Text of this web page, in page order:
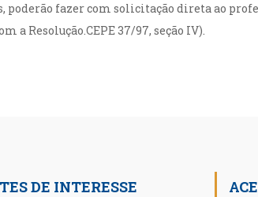
poderão fazer com solicitação direta ao
a Resolução.CEPE 37/97, seção IV).
DE INTERESSE